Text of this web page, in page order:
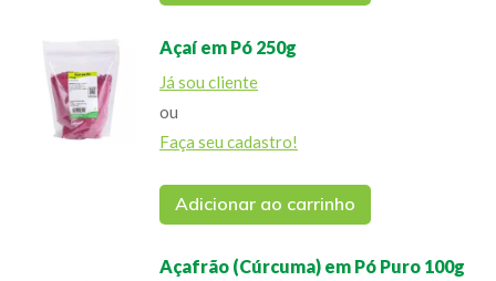
Açaí em Pó 250g
Já sou cliente
ou
Faça seu cadastro!
Adicionar ao carrinho
Açafrão (Cúrcuma) em Pó Puro 100g